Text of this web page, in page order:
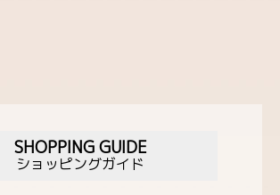
SHOPPING GUIDE
ショッピングガイド